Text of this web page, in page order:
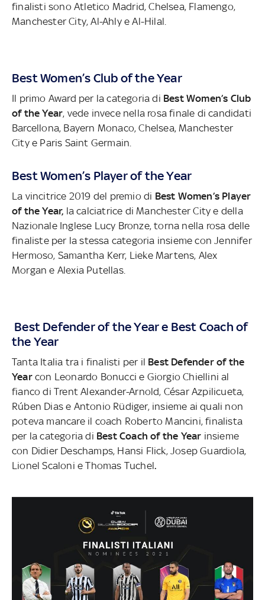
finalisti sono Atletico Madrid, Chelsea, Flamengo,
Manchester City, Al-Ahly e Al-Hilal.
Best Women’s Club of the Year
Il primo Award per la categoria di Best Women’s Club
of the Year, vede invece nella rosa finale di candidati
Barcellona, Bayern Monaco, Chelsea, Manchester
City e Paris Saint Germain.
Best Women’s Player of the Year
La vincitrice 2019 del premio di Best Women’s Player
of the Year, la calciatrice di Manchester City e della
Nazionale Inglese Lucy Bronze, torna nella rosa delle
finaliste per la stessa categoria insieme con Jennifer
Hermoso, Samantha Kerr, Lieke Martens, Alex
Morgan e Alexia Putellas.
Best Defender of the Year e Best Coach of
the Year
Tanta Italia tra i finalisti per il Best Defender of the
Yearcon Leonardo Bonucci e Giorgio Chiellini al
fianco di Trent Alexander-Arnold, César Azpilicueta,
Rúben Dias e Antonio Rüdiger, insieme ai quali non
poteva mancare il coach Roberto Mancini, finalista
per la categoria di Best Coach of the Year insieme
con Didier Deschamps, Hansi Flick, Josep Guardiola,
Lionel Scaloni e Thomas Tuchel.